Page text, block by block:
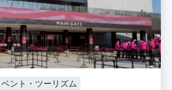
ント・ツーリズム